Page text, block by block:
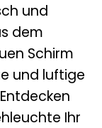
und
dem
Schirm
und luftige
Ihr